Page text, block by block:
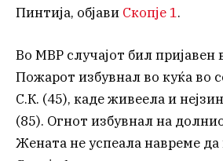
Пинтија, објави Скопје 1.
Во МВР случајот бил пријавен
Пожарот избувнал во куќа во
С.К. (45), каде живеела и
(85). Огнот избувнал на
Жената не успеала навреме да